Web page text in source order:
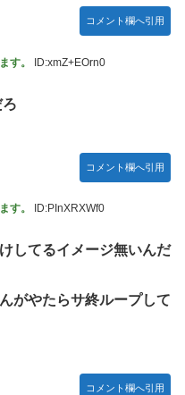
コメント欄へ引用
す。 ID:xmZ+EOrn0
コメント欄へ引用
す。 ID:PInXRXWf0
してるイメージ無いんだ
がやたらサ終ループして
コメント欄へ引用